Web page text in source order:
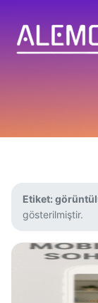
Etiket:
gösterilmiştir.